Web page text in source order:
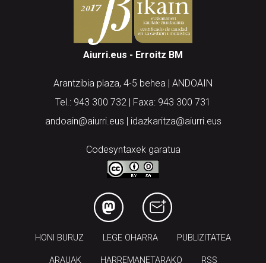
Aiurri.eus - Erroitz BM
Arantzibia plaza, 4-5 behea | ANDOAIN
Tel.: 943 300 732 | Faxa: 943 300 731
andoain@aiurri.eus | idazkaritza@aiurri.eus
Codesyntaxek garatua
HONI BURUZ LEGE OHARRA PUBLIZITATEA
ARAUAK HARREMANETARAKO RSS